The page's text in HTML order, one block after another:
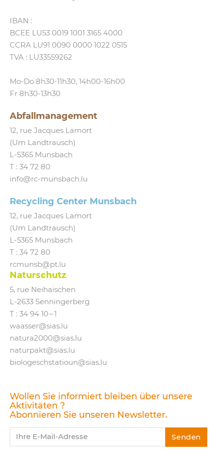
IBAN :
BCEE LU53 0019 1001 3165 4000
CCRA LU91 0090 0000 1022 0515
TVA : LU33559262
Mo-Do 8h30-11h30, 14h00-16h00
Fr 8h30-13h30
Abfallmanagement
12, rue Jacques Lamort
(Um Landtrausch)
L‑5365 Munsbach
T : 34 72 80
info@​rc-​munsbach.​lu
Recycling Center Munsbach
12, rue Jacques Lamort
(Um Landtrausch)
L‑5365 Munsbach
T : 34 72 80
rcmunsb@​pt.​lu
Naturschutz
5, rue Neihaischen
L‑2633 Senningerberg
T : 34 94 10 – 1
waasser@​sias.​lu
natura2000@​sias.​lu
naturpakt@​sias.​lu
biologeschstatioun@​sias.​lu
Wollen Sie informiert bleiben über unsere
Aktivitäten ?
Abonnieren Sie unseren Newsletter.
Ihre E-Mail-Adresse Senden